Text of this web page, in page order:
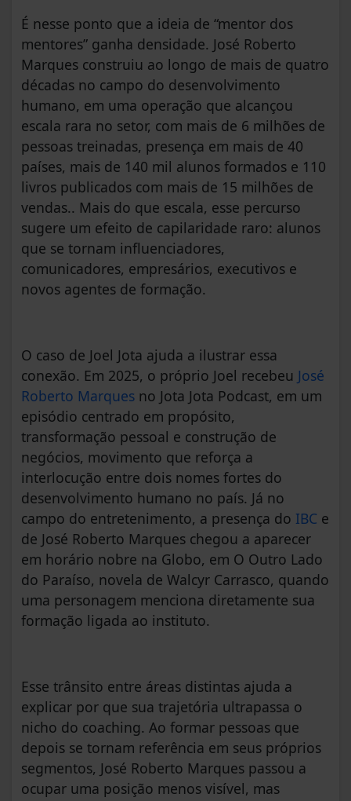
É nesse ponto que a ideia de “mentor dos
mentores” ganha densidade. José Roberto
Marques construiu ao longo de mais de quatro
décadas no campo do desenvolvimento
humano, em uma operação que alcançou
escala rara no setor, com mais de 6 milhões de
pessoas treinadas, presença em mais de 40
países, mais de 140 mil alunos formados e 110
livros publicados com mais de 15 milhões de
vendas.. Mais do que escala, esse percurso
sugere um efeito de capilaridade raro: alunos
que se tornam influenciadores,
comunicadores, empresários, executivos e
novos agentes de formação.
O caso de Joel Jota ajuda a ilustrar essa
conexão. Em 2025, o próprio Joel recebeu José
Roberto Marques no Jota Jota Podcast, em um
episódio centrado em propósito,
transformação pessoal e construção de
negócios, movimento que reforça a
interlocução entre dois nomes fortes do
desenvolvimento humano no país. Já no
campo do entretenimento, a presença do IBC e
de José Roberto Marques chegou a aparecer
em horário nobre na Globo, em O Outro Lado
do Paraíso, novela de Walcyr Carrasco, quando
uma personagem menciona diretamente sua
formação ligada ao instituto.
Esse trânsito entre áreas distintas ajuda a
explicar por que sua trajetória ultrapassa o
nicho do coaching. Ao formar pessoas que
depois se tornam referência em seus próprios
segmentos, José Roberto Marques passou a
ocupar uma posição menos visível, mas